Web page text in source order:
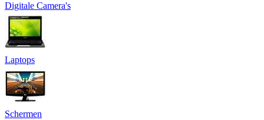
Digitale Camera's
Laptops
Schermen